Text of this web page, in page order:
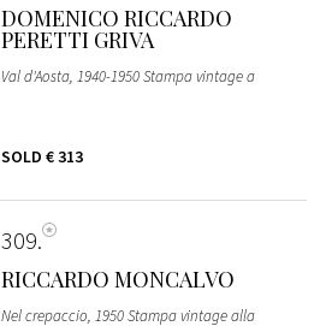
DOMENICO RICCARDO
PERETTI GRIVA
Val d'Aosta, 1940-1950 Stampa vintage a
SOLD € 313
309
RICCARDO MONCALVO
Nel crepaccio, 1950 Stampa vintage alla